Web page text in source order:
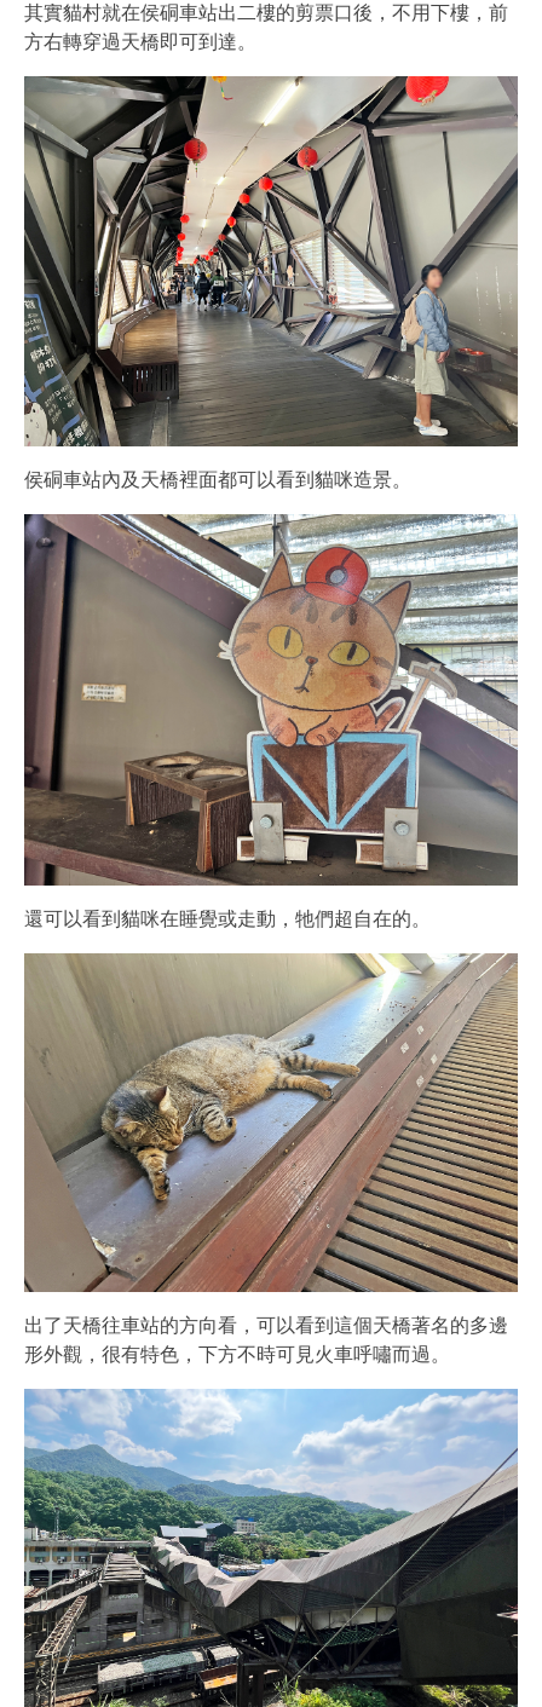
其實貓村就在侯硐車站出二樓的剪票口後，不用下樓，前
方右轉穿過天橋即可到達。
侯硐車站內及天橋裡面都可以看到貓咪造景。
還可以看到貓咪在睡覺或走動，牠們超自在的。
出了天橋往車站的方向看，可以看到這個天橋著名的多邊
形外觀，很有特色，下方不時可見火車呼嘯而過。